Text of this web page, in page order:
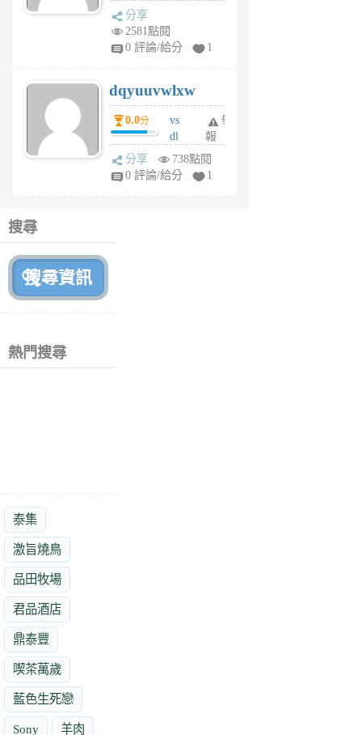
tu
6
個
月
前
分享
2581點閱
0 評論/給分
1
dqyuuvwlxw
0.0分
vs
dl
sq
fy
舉
報
分享
738點閱
0 評論/給分
1
搜尋
熱門搜尋
泰集
激旨燒鳥
品田牧場
君品酒店
鼎泰豐
喫茶萬歲
藍色生死戀
Sony 羊肉